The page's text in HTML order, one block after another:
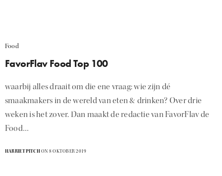
Food
FavorFlav Food Top 100
waarbij alles draait om die ene vraag: wie zijn dé
smaakmakers in de wereld van eten & drinken? Over drie
weken is het zover. Dan maakt de redactie van FavorFlav de
Food…
HARRIETPITCHON 8 OKTOBER 2019